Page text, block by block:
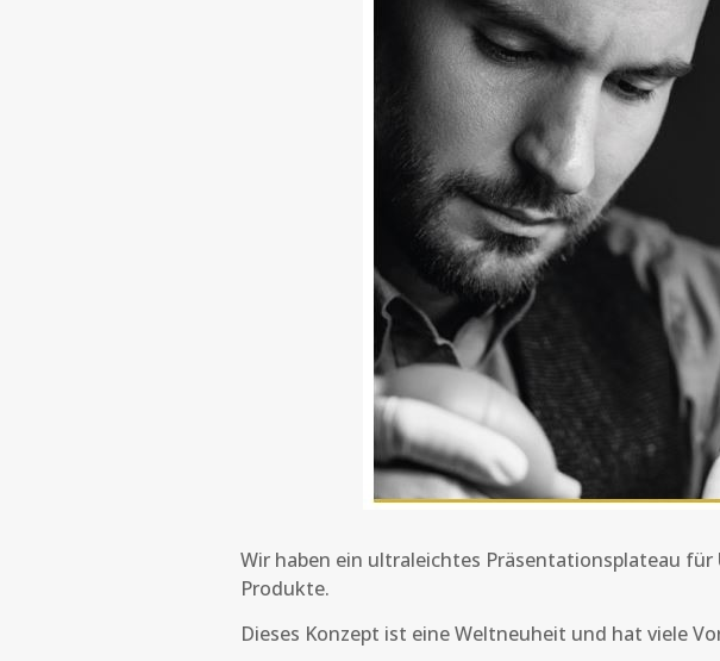
Wir haben ein ultraleichtes Präsentationsplateau
Produkte.
Dieses Konzept ist eine Weltneuheit und hat viele